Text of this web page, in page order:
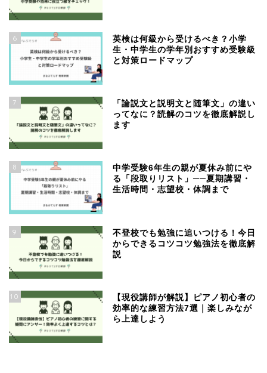
6
英検は何級から受けるべき？小学
生・中学生の学年別おすすめ受験級
と対策ロードマップ
7
「論説文と説明文と随筆文」の違い
ってなに？読解のコツを徹底解説し
ます
8
中学受験6年生の親が夏休み前にや
る「段取りリスト」──夏期講習・
生活時間・志望校・体調まで
9
不登校でも勉強に追いつける！今日
からできるコツコツ勉強法を徹底解
説
10
【現役講師が解説】ピアノ初心者の
効率的な練習方法7選｜楽しみなが
ら上達しよう